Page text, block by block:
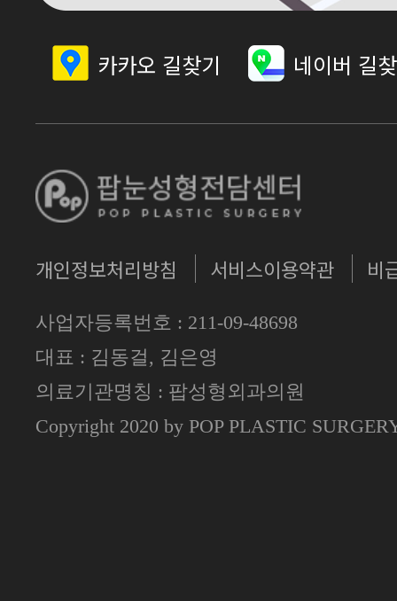
카카오 길찾기 네이버 길
개인정보처리방침 서비스이용약관 비
사업자등록번호 : 211-09-48698
대표 : 김동걸, 김은영
의료기관명칭 : 팝성형외과의원
Copyright 2020 by POP PLASTIC